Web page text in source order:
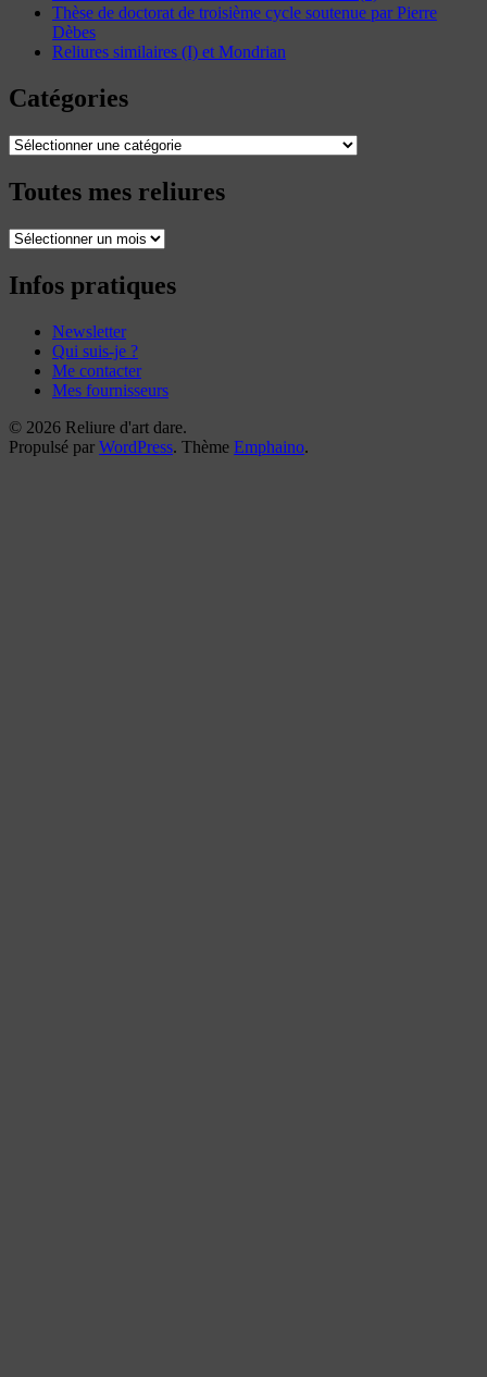
Thèse de doctorat de troisième cycle soutenue par Pierre
Dèbes
Reliures similaires (I) et Mondrian
Catégories
Catégories
Toutes mes reliures
Toutes
reliures
Infos pratiques
Newsletter
Qui suis-je ?
Me contacter
Mes fournisseurs
© 2026 Reliure d'art dare.
Propulsé par WordPress. Thème Emphaino.